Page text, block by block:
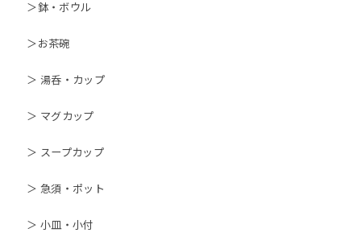
＞鉢・ボウル
＞お茶碗
＞ 湯呑・カップ
＞ マグカップ
＞ スープカップ
＞ 急須・ポット
＞ 小皿・小付